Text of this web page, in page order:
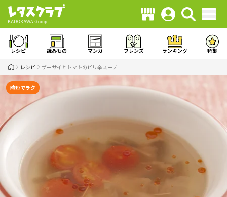
レシピ 読みもの マンガ フレンズ ランキング 特集
レシピ ザーサイとトマトのピリ辛スープ
時短でラク